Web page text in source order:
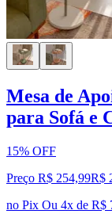
Mesa de
para Sofá e
15% OFF
Preço R$ 254,99R$
no Pix Ou 4x de R$